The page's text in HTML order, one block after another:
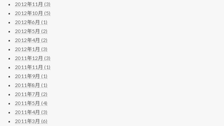
2012年11月 (3)
2012年10月 (5)
2012年6月 (1)
2012年5月 (2)
2012年4月 (2)
2012年1月 (3)
2011年12月 (3)
2011年11月 (1)
2011年9月 (1)
2011年8月 (1)
2011年7月 (2)
2011年5月 (4)
2011年4月 (3)
2011年3月 (6)